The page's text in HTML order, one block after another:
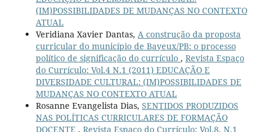
(IM)POSSIBILIDADES DE MUDANÇAS NO CONTEXTO
ATUAL
Veridiana Xavier Dantas, A construção da proposta
curricular do município de Bayeux/PB: o processo
político de significação do currículo , Revista Espaço
do Currículo: Vol.4 N.1 (2011) EDUCAÇÃO E
DIVERSIDADE CULTURAL: (IM)POSSIBILIDADES DE
MUDANÇAS NO CONTEXTO ATUAL
Rosanne Evangelista Dias, SENTIDOS PRODUZIDOS
NAS POLÍTICAS CURRICULARES DE FORMAÇÃO
DOCENTE , Revista Espaço do Currículo: Vol.8, N.1